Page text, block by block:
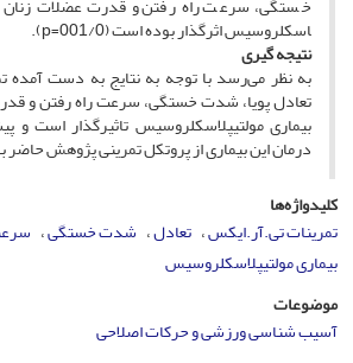
اسکلروسیس اثرگذار بوده است (001/0=p).
نتیجه­ گیری
به نظر می‌رسد با توجه به نتایج به­ دست­ آمده
تعادل پویا، شدت خستگی، سرعت راه رفتن و
بیماری مولتیپل­اسکلروسیس تاثیرگذار است و
درمان این بیماری از پروتکل تمرینی پژوهش حاضر
کلیدواژه‌ها
تمرینات تی.آر.ایکس تعادل شدت خستگی
بیماری مولتیپل­اسکلروسیس
موضوعات
آسیب شناسی ورزشی و حرکات اصلاحی